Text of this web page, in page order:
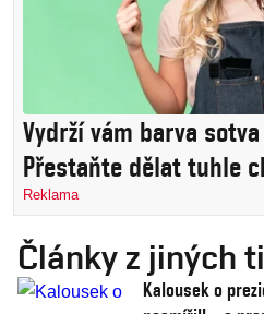
Vydrží vám barva
Přestaňte dělat tuhle
Reklama
Články z jiných
Kalousek o